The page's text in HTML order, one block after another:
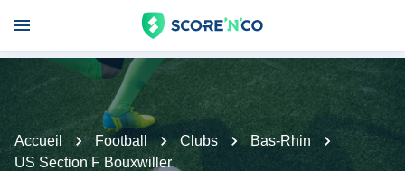
Accueil Football Clubs
Bas-Rhin
US Section F Bouxwiller